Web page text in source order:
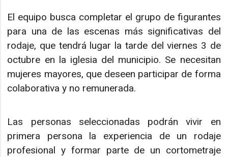
El equipo busca completar el grupo de figurantes
para una de las escenas más significativas del
rodaje, que tendrá lugar la tarde del viernes 3 de
octubre en la iglesia del municipio. Se necesitan
mujeres mayores, que deseen participar de forma
colaborativa y no remunerada.
Las personas seleccionadas podrán vivir en
primera persona la experiencia de un rodaje
profesional y formar parte de un cortometraje